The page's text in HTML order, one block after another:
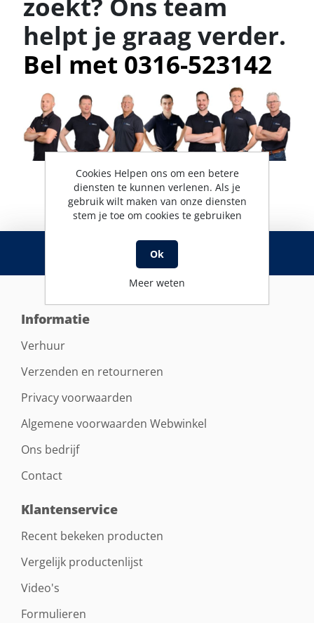
zoekt? Ons team
helpt je graag verder.
Bel met 0316-523142
RSS
Informatie
Verhuur
Verzenden en retourneren
Privacy voorwaarden
Algemene voorwaarden Webwinkel
Ons bedrijf
Contact
Klantenservice
Recent bekeken producten
Vergelijk productenlijst
Video's
Formulieren
Cookies Helpen ons om een betere
diensten te kunnen verlenen. Als je
gebruik wilt maken van onze diensten
stem je toe om cookies te gebruiken
Ok
Meer weten